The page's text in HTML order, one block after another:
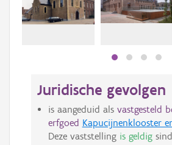
Juridische gevolgen
is aangeduid als vastgesteld
erfgoed Kapucijnenklooster
Deze vaststelling is geldig